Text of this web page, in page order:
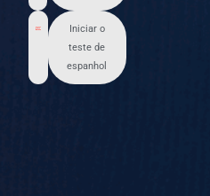
Iniciar o
teste de
espanhol